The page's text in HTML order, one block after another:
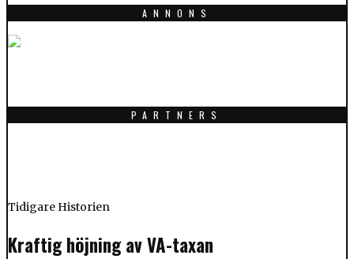
ANNONS
PARTNERS
Tidigare Historien
Kraftig höjning av VA-taxan